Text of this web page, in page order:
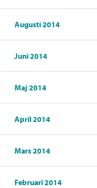
Augusti 2014
Juni 2014
Maj 2014
April 2014
Mars 2014
Februari 2014